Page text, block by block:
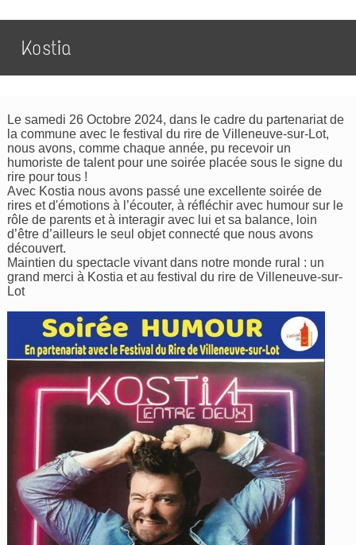
Kostia
Le samedi 26 Octobre 2024, dans le cadre du partenariat de
la commune avec le festival du rire de Villeneuve-sur-Lot,
nous avons, comme chaque année, pu recevoir un
humoriste de talent pour une soirée placée sous le signe du
rire pour tous !
Avec Kostia nous avons passé une excellente soirée de
rires et d'émotions à l’écouter, à réfléchir avec humour sur le
rôle de parents et à interagir avec lui et sa balance, loin
d’être d’ailleurs le seul objet connecté que nous avons
découvert.
Maintien du spectacle vivant dans notre monde rural : un
grand merci à Kostia et au festival du rire de Villeneuve-sur-
Lot